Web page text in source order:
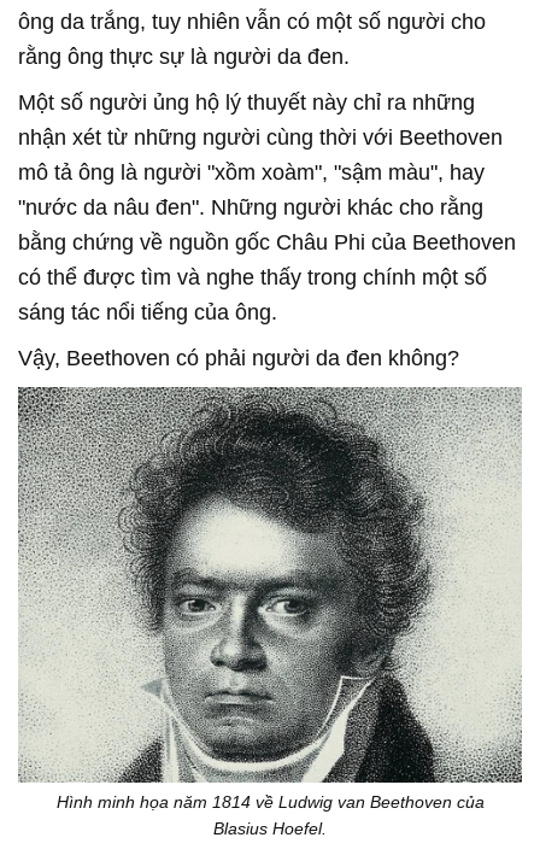
ông da trắng, tuy nhiên vẫn có một số người cho
rằng ông thực sự là người da đen.
Một số người ủng hộ lý thuyết này chỉ ra những
nhận xét từ những người cùng thời với Beethoven
mô tả ông là người "xồm xoàm", "sậm màu", hay
"nước da nâu đen". Những người khác cho rằng
bằng chứng về nguồn gốc Châu Phi của Beethoven
có thể được tìm và nghe thấy trong chính một số
sáng tác nổi tiếng của ông.
Vậy, Beethoven có phải người da đen không?
Hình minh họa năm 1814 về Ludwig van Beethoven của
Blasius Hoefel.